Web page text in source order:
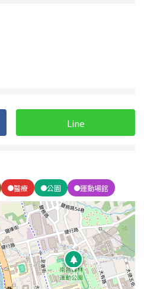
坪
地下室
2樓
4樓
11~20樓
Line
醫療 公園 運動場館